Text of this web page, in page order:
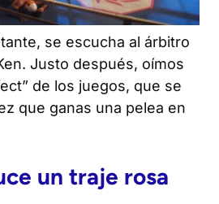
se escucha al árbitro
Justo después, oímos
de los juegos, que se
que ganas una pelea en
un traje rosa